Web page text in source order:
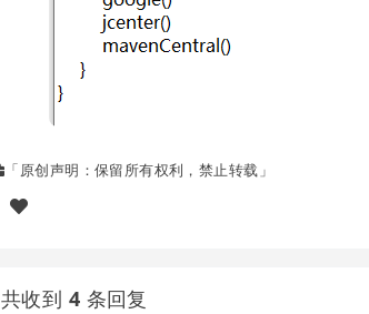
「原创声明：保留所有权利，禁止转载」
共收到 4 条回复